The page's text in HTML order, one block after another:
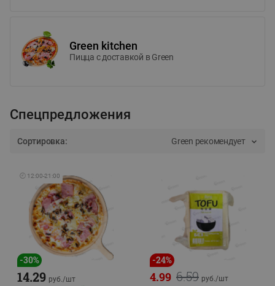
Green kitchen
Пицца c доставкой в Green
Спецпредложения
Сортировка: Green рекомендует
🕘 12:00-21:00
-30%
14.29 руб./шт
-24%
6.59
4.99 руб./шт